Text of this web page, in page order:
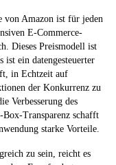
von Amazon ist für jeden
E-Commerce-
Dieses Preismodell ist
ist ein datengesteuerter
in Echtzeit auf
der Konkurrenz zu
Verbesserung des
Transparenz schafft
starke Vorteile.
zu sein, reicht es